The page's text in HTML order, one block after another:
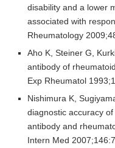
disability and a lower
associated with
Rheumatology
Aho K, Steiner G,
antibody of
Exp Rheumatol
Nishimura K,
diagnostic accuracy
antibody and
Intern Med